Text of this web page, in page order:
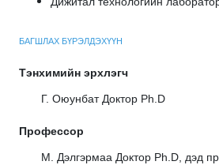
БАГШЛАХ БҮРЭЛДЭХҮҮН
Тэнхимийн эрхлэгч
Г. Оюунбат Доктор Ph.D
Профессор
М. Дэлгэрмаа Доктор Ph.D, дэд